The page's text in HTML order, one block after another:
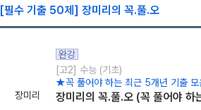
[필수 기출 50제] 장미리의 꼭.풀.오
장미리
완강
[고2] 수능 (기초)
★꼭 풀어야 하는 최근 5개년 기출
장미리의 꼭.풀.오 (꼭 풀어야